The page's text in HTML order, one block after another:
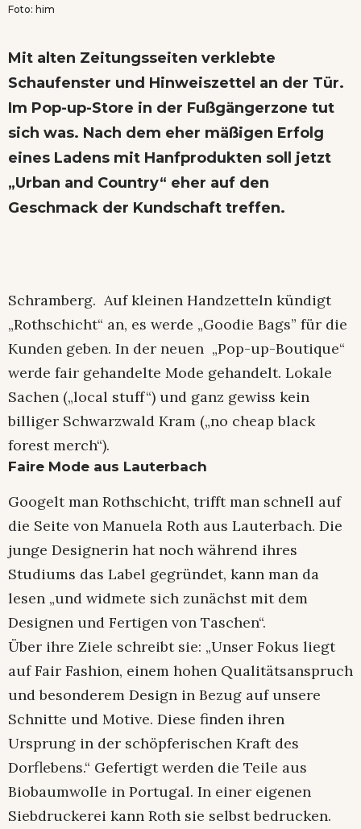
Foto: him
Mit alten Zeitungsseiten verklebte
Schaufenster und Hinweiszettel an der Tür.
Im Pop-up-Store in der Fußgängerzone tut
sich was. Nach dem eher mäßigen Erfolg
eines Ladens mit Hanfprodukten soll jetzt
„Urban and Country“ eher auf den
Geschmack der Kundschaft treffen.
Schramberg. Auf kleinen Handzetteln kündigt
„Rothschicht“ an, es werde „Goodie Bags” für die
Kunden geben. In der neuen „Pop-up-Boutique“
werde fair gehandelte Mode gehandelt. Lokale
Sachen („local stuff“) und ganz gewiss kein
billiger Schwarzwald Kram („no cheap black
forest merch“).
Faire Mode aus Lauterbach
Googelt man Rothschicht, trifft man schnell auf
die Seite von Manuela Roth aus Lauterbach. Die
junge Designerin hat noch während ihres
Studiums das Label gegründet, kann man da
lesen „und widmete sich zunächst mit dem
Designen und Fertigen von Taschen“.
Über ihre Ziele schreibt sie: „Unser Fokus liegt
auf Fair Fashion, einem hohen Qualitätsanspruch
und besonderem Design in Bezug auf unsere
Schnitte und Motive. Diese finden ihren
Ursprung in der schöpferischen Kraft des
Dorflebens.“ Gefertigt werden die Teile aus
Biobaumwolle in Portugal. In einer eigenen
Siebdruckerei kann Roth sie selbst bedrucken.